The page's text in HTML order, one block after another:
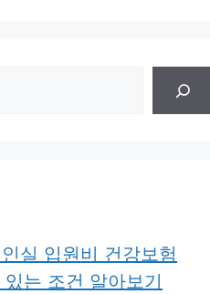
실 입원비 건강보험
는 조건 알아보기